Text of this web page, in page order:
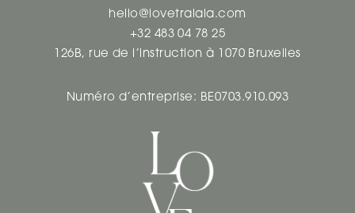
hello@lovetralala.com
+32 483 04 78 25
126B, rue de l’instruction à 1070 Bruxelles
Numéro d’entreprise: BE0703.910.093